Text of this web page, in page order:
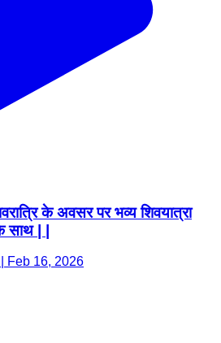
के अवसर पर भव्य शिवयात्रा
साथ | |
Feb 16, 2026